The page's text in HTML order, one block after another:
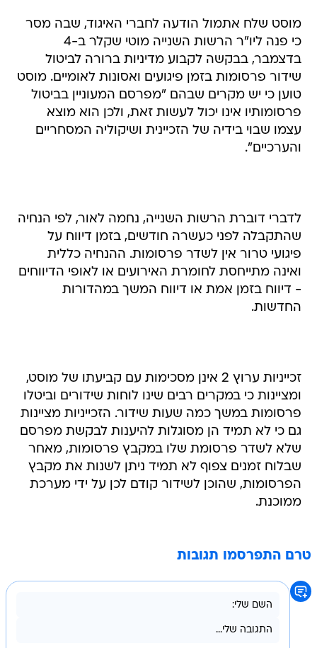
מוסט שלח אתמול הודעה לחברי האיגוד, שבה מסר
כי פנה ליו"ר הרשות השנייה מוטי שקלר ב-4
בדצמבר, בבקשה לקבוע מדיניות ברורה לביטול
שידור פרסומות בזמן פיגועים ואסונות לאומיים. מוסט
טוען כי יש מקרים שבהם "מפרסם המעוניין בביטול
פרסומותיו אינו יכול לעשות זאת, ולכן הוא מוצא
עצמו שבוי בידיה של הזכיינית ושיקוליה המסחריים
והערכיים".
לדברי דוברת הרשות השנייה, נחמה לאור, לפי הנחיה
שהתקבלה לפני כעשרה חודשים, בזמן דיווח על
פיגועי טרור אין לשדר פרסומות. ההנחיה כללית
ואינה מתייחסת לחומרת האירועים או לאופי הדיווחים
- דיווח בזמן אמת או דיווח המשך במהדורות
החדשות.
זכייניות ערוץ 2 אינן מסכימות עם קביעתו של מוסט,
ומציינות כי במקרים רבים שינו לוחות שידורים וביטלו
פרסומות במשך כמה שעות שידור. הזכייניות מציינות
גם כי לא תמיד הן מסוגלות להיענות לבקשת מפרסם
שלא לשדר פרסומת שלו במקבץ פרסומות, מאחר
שבלוח זמנים צפוף לא תמיד ניתן לשנות את מקבץ
הפרסומות, שהוכן לשידור קודם לכן על ידי מערכת
ממוכנת.
טרם התפרסמו תגובות